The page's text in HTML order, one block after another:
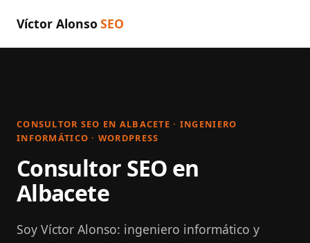
Víctor Alonso SEO
CONSULTOR SEO EN ALBACETE · INGENIERO
INFORMÁTICO · WORDPRESS
Consultor SEO en
Albacete
Soy Víctor Alonso: ingeniero informático y